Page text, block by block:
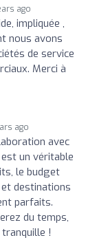
ago
impliquée ,
nous avons
de service
Merci à
ago
avec
un véritable
le budget
destinations
parfaits.
du temps,
!